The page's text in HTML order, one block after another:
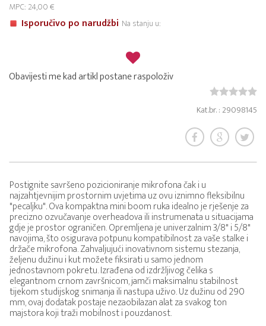
MPC: 24,00 €
Isporučivo po narudžbi Na stanju u:
Obavijesti me kad artikl postane raspoloživ
Kat.br. : 29098145
Postignite savršeno pozicioniranje mikrofona čak i u
najzahtjevnijim prostornim uvjetima uz ovu iznimno fleksibilnu
"pecaljku". Ova kompaktna mini boom ruka idealno je rješenje za
precizno ozvučavanje overheadova ili instrumenata u situacijama
gdje je prostor ograničen. Opremljena je univerzalnim 3/8" i 5/8"
navojima, što osigurava potpunu kompatibilnost za vaše stalke i
držače mikrofona. Zahvaljujući inovativnom sistemu stezanja,
željenu dužinu i kut možete fiksirati u samo jednom
jednostavnom pokretu. Izrađena od izdržljivog čelika s
elegantnom crnom završnicom, jamči maksimalnu stabilnost
tijekom studijskog snimanja ili nastupa uživo. Uz dužinu od 290
mm, ovaj dodatak postaje nezaobilazan alat za svakog ton
majstora koji traži mobilnost i pouzdanost.